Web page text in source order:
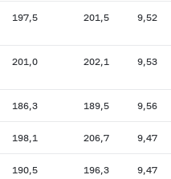
197,5 201,5 9,52
201,0 202,1 9,53
186,3 189,5 9,56
198,1 206,7 9,47
190,5 196,3 9,47